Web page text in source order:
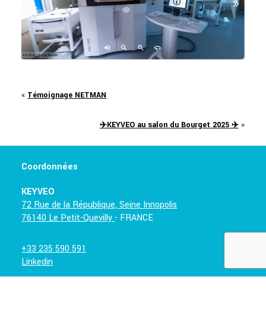
« Témoignage NETMAN
✈️KEYVEO au salon du Bourget 2025 ✈️»
Coordonnées
KEYVEO
72 Rue de la République, Seine Innopolis
76140 Le Petit-Quevilly - FRANCE
+33 235 590 591
Linkedin